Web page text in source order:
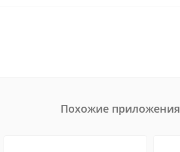
Похожие приложения